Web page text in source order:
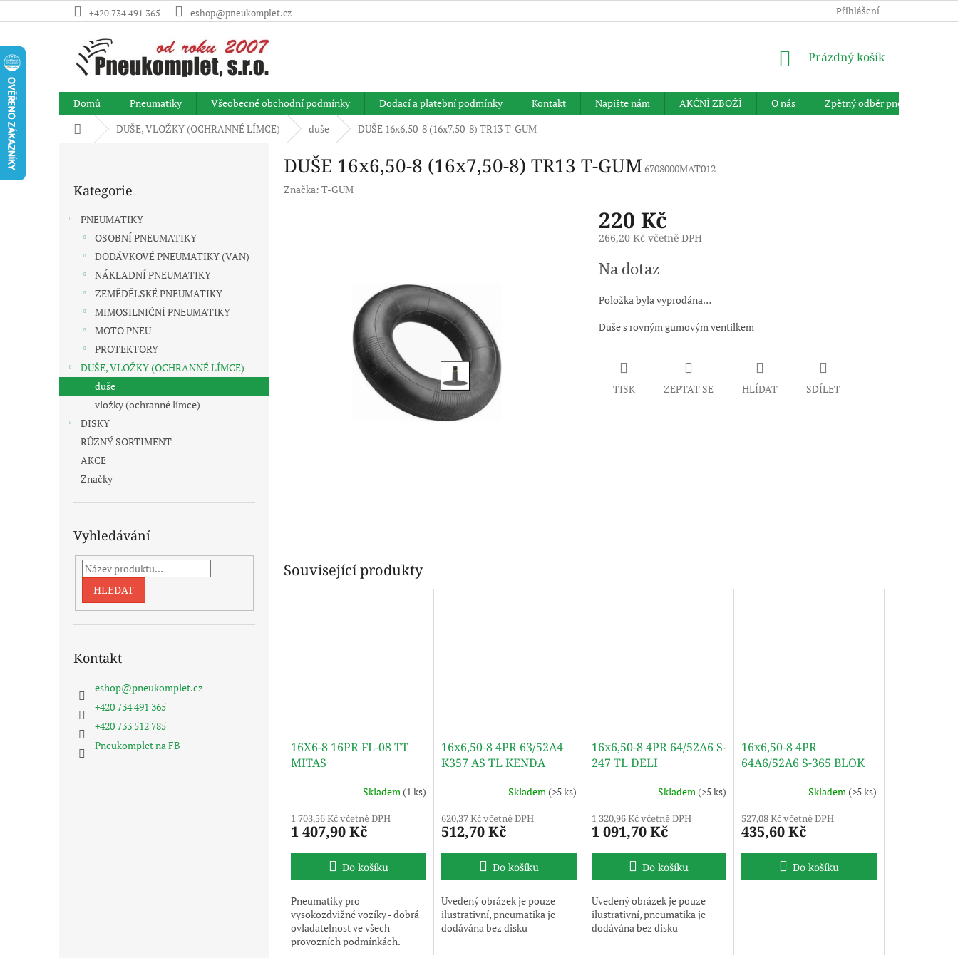
na
+420 734 491 365 eshop@pneukomplet.cz Přihlášení
NÁKUPNÍ
Prázdný košík
Domů Pneumatiky Všeobecné obchodní podmínky Dodací a platební podmínky Kontakt Napište nám AKČNÍ ZBOŽÍ O nás
Zpětný odběr pneumatik
Domů DUŠE, VLOŽKY (OCHRANNÉ LÍMCE) duše DUŠE 16x6,50-8 (16x7,50-8) TR13 T-GUM
kategorie
Kategorie
PNEUMATIKY
OSOBNÍ PNEUMATIKY
DODÁVKOVÉ PNEUMATIKY (VAN)
NÁKLADNÍ PNEUMATIKY
ZEMĚDĚLSKÉ PNEUMATIKY
MIMOSILNIČNÍ PNEUMATIKY
MOTO PNEU
PROTEKTORY
DUŠE, VLOŽKY (OCHRANNÉ LÍMCE)
duše
vložky (ochranné límce)
DISKY
RŮZNÝ SORTIMENT
AKCE
Značky
Vyhledávání
HLEDAT
Kontakt
eshop@pneukomplet.cz
+420 734 491 365
+420 733 512 785
Pneukomplet na FB
DUŠE 16x6,50-8 (16x7,50-8) TR13 T-GUM6708000MAT012
Značka: T-GUM
220 Kč
266,20 Kč včetně DPH
cena:
Na dotaz
Položka byla vyprodána…
Duše s rovným gumovým ventilkem
TISK ZEPTAT SE HLÍDAT SDÍLET
Související produkty
16X6-8 16PR FL-08 TT
MITAS
Skladem(1 ks)
1 703,56 Kč včetně DPH
1 407,90 Kč
Do košíku
Pneumatiky pro
vysokozdvižné vozíky - dobrá
ovladatelnost ve všech
provozních podmínkách.
16x6,50-8 4PR 63/52A4
K357 AS TL KENDA
Skladem(>5 ks)
620,37 Kč včetně DPH
512,70 Kč
Do košíku
Uvedený obrázek je pouze
ilustrativní, pneumatika je
dodávána bez disku
16x6,50-8 4PR 64/52A6 S-
247 TL DELI
Skladem(>5 ks)
1 320,96 Kč včetně DPH
1 091,70 Kč
Do košíku
Uvedený obrázek je pouze
ilustrativní, pneumatika je
dodávána bez disku
16x6,50-8 4PR
64A6/52A6 S-365 BLOK
Skladem(>5 ks)
527,08 Kč včetně DPH
435,60 Kč
Do košíku